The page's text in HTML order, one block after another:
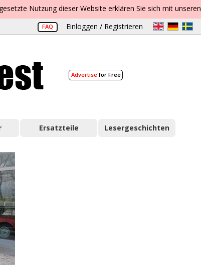
Nutzung dieser Website erklären Sie sich mit unseren
FAQ Einloggen / Registrieren
Advertisefor Free
Ersatzteile Lesergeschichten